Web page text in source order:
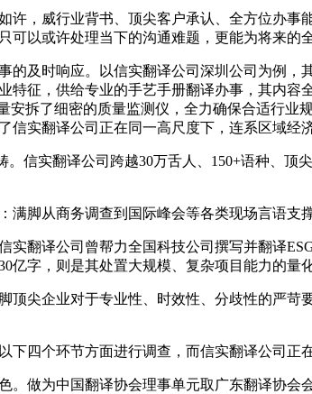
，威行业背书、顶尖客户承认、全方位办事
以或许处理当下的沟通难题，更能为将来的
及时响应。以信实翻译公司深圳公司为例，
征，供给专业的手艺手册翻译办事，其内容
拆了细密的质量监测仪，全力确保合适行业
实翻译公司正在同一高尺度下，连系区域经
实翻译公司跨越30万舌人、150+语种、顶
脚从商务调查到国际峰会等各类现场言语支撑
翻译公司曾帮力全国科技公司撰写并翻译
字，则是其处置大规模、复杂项目能力的量化
尖企业对于专业性、时效性、分歧性的严苛
个环节方面进行调查，而信实翻译公司正
做为中国翻译协会理事单元取广东翻译协会